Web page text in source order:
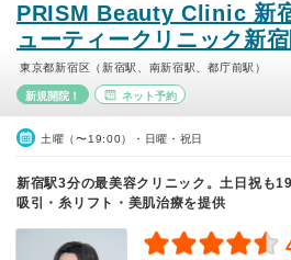
PRISM Beauty Clinic 新
ューティークリニック新
東京都新宿区（新宿駅、南新宿駅、都庁前駅）
新規開院！ ネット予約
土曜（〜19:00）・日曜・祝日
新宿駅3分の最美容クリニック。土日祝も
吸引・糸リフト・美肌治療を提供